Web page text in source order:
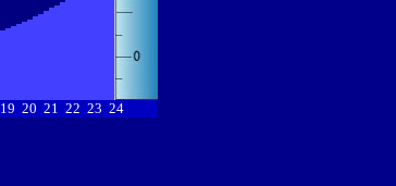
19 20 21 22 23 24